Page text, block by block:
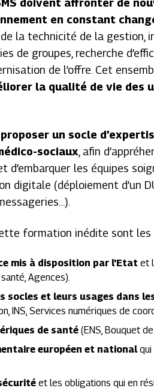
doivent affronter de
en constant
la technicité de la gestion,
de groupes, recherche
de l’offre. Cet
la qualité de vie des
proposer un socle
sociaux , afin
d’embarquer les équipes
digitale (déploiement d’un
formation inédite sont les
mis à disposition par l’Etat et
Agences).
socles et leurs usages dans
INS, Services numériques de
de santé (ENS, Bouquet
européen et nationalqui
et les obligations qui en